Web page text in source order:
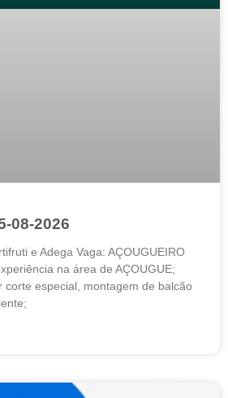
08-2026
e Adega Vaga: AÇOUGUEIRO
na área de AÇOUGUE;
corte especial, montagem de balcão